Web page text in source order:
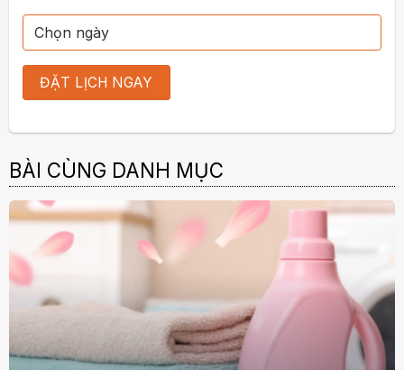
BÀI CÙNG DANH MỤC